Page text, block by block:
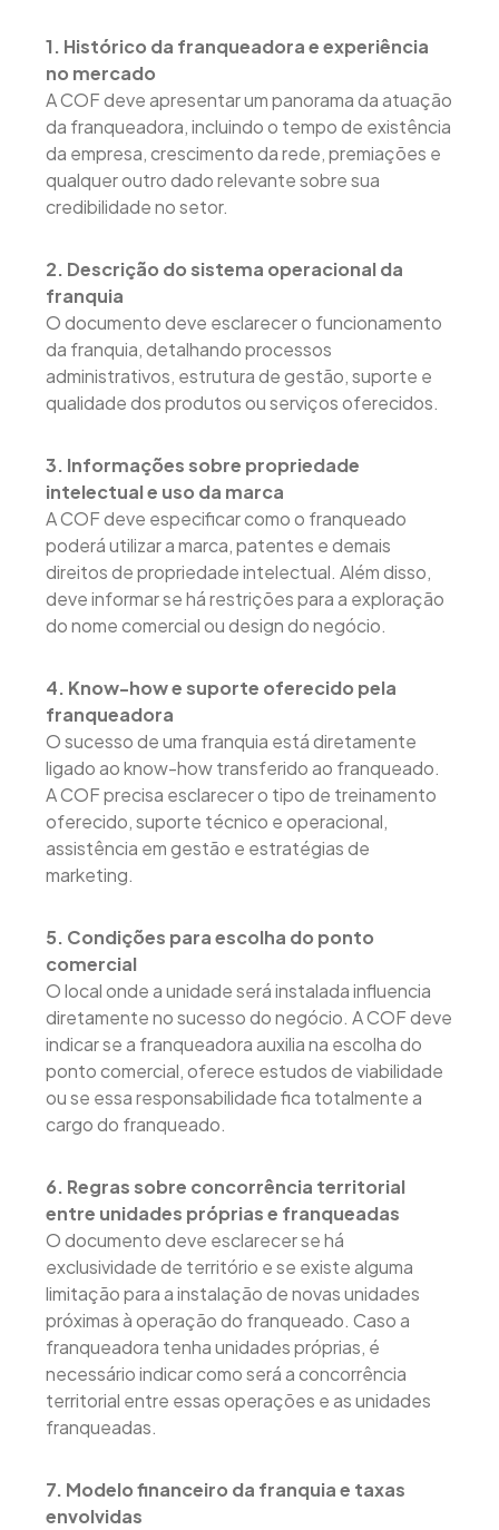
1. Histórico da franqueadora e experiência
no mercado
A COF deve apresentar um panorama da atuação
da franqueadora, incluindo o tempo de existência
da empresa, crescimento da rede, premiações e
qualquer outro dado relevante sobre sua
credibilidade no setor.
2. Descrição do sistema operacional da
franquia
O documento deve esclarecer o funcionamento
da franquia, detalhando processos
administrativos, estrutura de gestão, suporte e
qualidade dos produtos ou serviços oferecidos.
3. Informações sobre propriedade
intelectual e uso da marca
A COF deve especificar como o franqueado
poderá utilizar a marca, patentes e demais
direitos de propriedade intelectual. Além disso,
deve informar se há restrições para a exploração
do nome comercial ou design do negócio.
4. Know-how e suporte oferecido pela
franqueadora
O sucesso de uma franquia está diretamente
ligado ao know-how transferido ao franqueado.
A COF precisa esclarecer o tipo de treinamento
oferecido, suporte técnico e operacional,
assistência em gestão e estratégias de
marketing.
5. Condições para escolha do ponto
comercial
O local onde a unidade será instalada influencia
diretamente no sucesso do negócio. A COF deve
indicar se a franqueadora auxilia na escolha do
ponto comercial, oferece estudos de viabilidade
ou se essa responsabilidade fica totalmente a
cargo do franqueado.
6. Regras sobre concorrência territorial
entre unidades próprias e franqueadas
O documento deve esclarecer se há
exclusividade de território e se existe alguma
limitação para a instalação de novas unidades
próximas à operação do franqueado. Caso a
franqueadora tenha unidades próprias, é
necessário indicar como será a concorrência
territorial entre essas operações e as unidades
franqueadas.
7. Modelo financeiro da franquia e taxas
envolvidas